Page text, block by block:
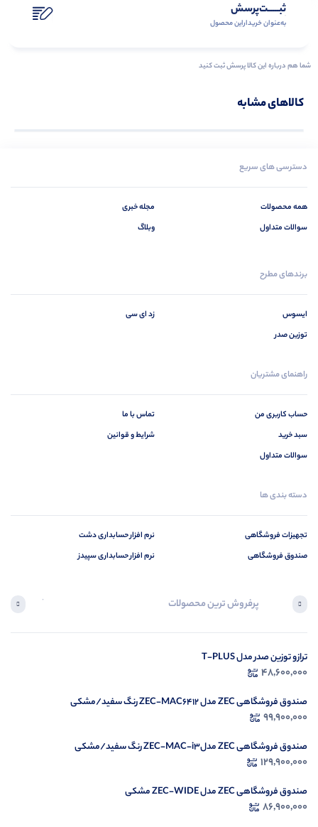
ثبـــــت‌پرسش
به‌عنوان ‌خریدار‌این‌ محصول
شما هم درباره این کالا پرسش ثبت کنید
کالاهای مشابه
دسترسی های سریع
همه محصولات
سوالات متداول
مجله خبری
وبلاگ
برندهای مطرح
ایسوس
توزین صدر
زد ای سی
راهنمای مشتریان
حساب کاربری من
سبد خرید
سوالات متداول
تماس با ما
شرایط و قوانین
دسته بندی ها
تجهیزات فروشگاهی
صندوق فروشگاهی
نرم افزار حسابداری دشت
نرم افزار حسابداری سپیدز
پرفروش ترین محصولات آخرین
ترازو توزین صدر مدل T-PLUS
48,600,000
صندوق فروشگاهی ZEC مدل ZEC-MAC6412 رنگ سفید/مشکی
99,900,000
صندوق فروشگاهی ZEC مدلZEC-MAC-i3 رنگ سفید/مشکی
129,900,000
صندوق فروشگاهی ZEC مدل ZEC-WIDE مشکی
86,900,000